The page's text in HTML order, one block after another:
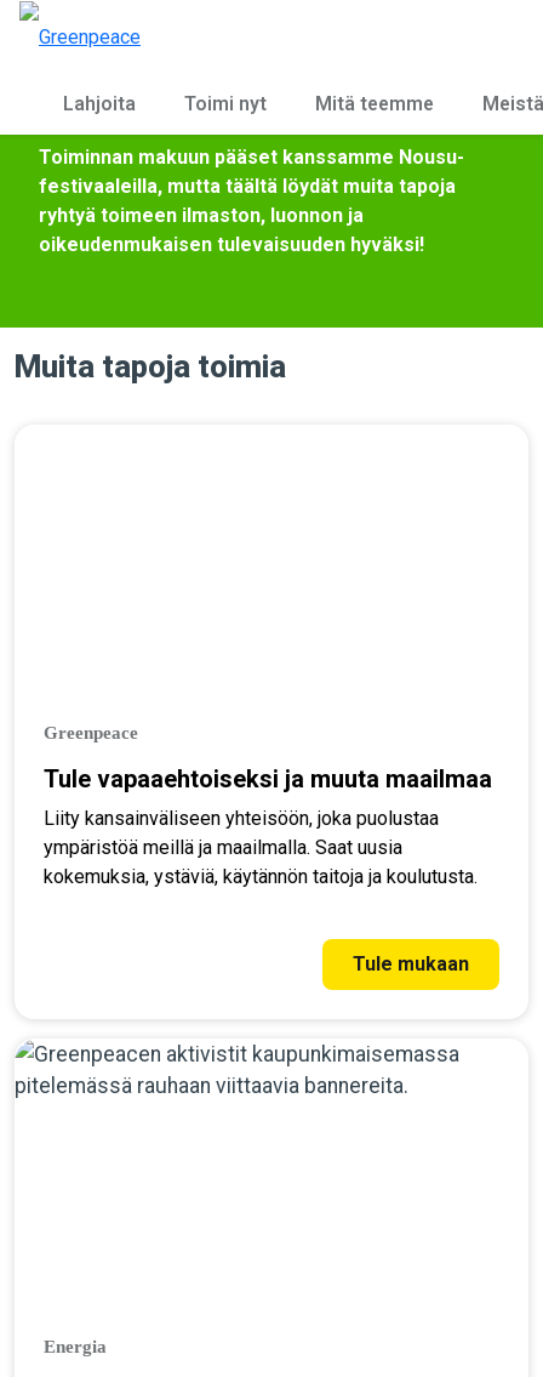
Lahjoita Toimi nyt Mitä teemme Meistä
TOIMI KANSSAMME
Toiminnan makuun pääset kanssamme Nousu-
festivaaleilla, mutta täältä löydät muita tapoja
ryhtyä toimeen ilmaston, luonnon ja
oikeudenmukaisen tulevaisuuden hyväksi!
Muita tapoja toimia
Greenpeace
Tule vapaaehtoiseksi ja muuta maailmaa
Liity kansainväliseen yhteisöön, joka puolustaa
ympäristöä meillä ja maailmalla. Saat uusia
kokemuksia, ystäviä, käytännön taitoja ja koulutusta.
Tule mukaan
Energia